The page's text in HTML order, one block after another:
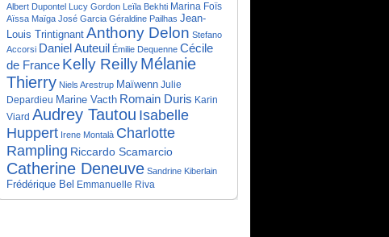
Albert Dupontel Lucy Gordon Leïla Bekhti Marina Foïs
Aïssa Maïga José Garcia Géraldine Pailhas Jean-
Louis Trintignant Anthony Delon Stefano
Accorsi Daniel Auteuil Émilie Dequenne Cécile
de France Kelly ReillyMélanie
Thierry Niels Arestrup Maïwenn Julie
Depardieu Marine Vacth Romain Duris Karin
Viard Audrey Tautou Isabelle
Huppert Irene Montalà Charlotte
Rampling Riccardo Scamarcio
Catherine Deneuve Sandrine Kiberlain
Frédérique Bel Emmanuelle Riva